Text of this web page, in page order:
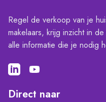
Regel de verkoop van je
makelaars, krijg inzicht in
alle informatie die je nodig
Direct naar